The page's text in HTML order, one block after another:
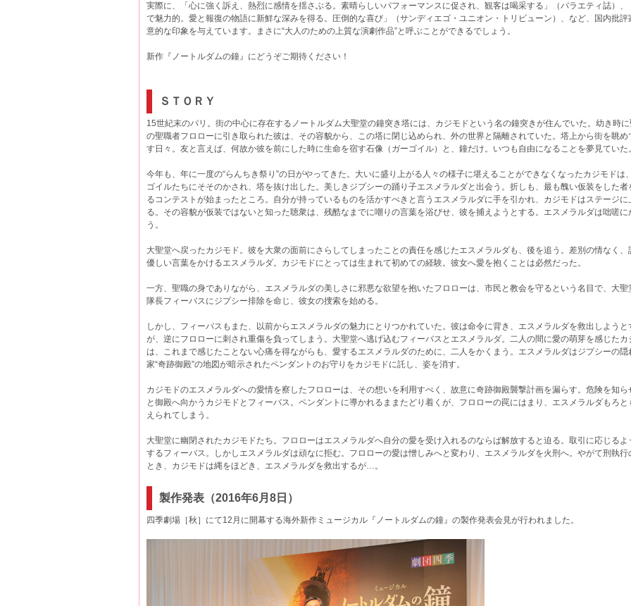
実際に、「心に強く訴え、熱烈に感情を揺さぶる。素晴らしいパフォーマンスに促され、観客は喝采する」（バラエティ誌）、
で魅力的。愛と報復の物語に新鮮な深みを得る。圧倒的な喜び」（サンディエゴ・ユニオン・トリビューン）、など、国内批評
意的な印象を与えています。まさに“大人のための上質な演劇作品”と呼ぶことができるでしょう。
新作『ノートルダムの鐘』にどうぞご期待ください！
ＳＴＯＲＹ
15世紀末のパリ。街の中心に存在するノートルダム大聖堂の鐘突き塔には、カジモドという名の鐘突きが住んでいた。幼き時
の聖職者フロローに引き取られた彼は、その容貌から、この塔に閉じ込められ、外の世界と隔離されていた。塔上から街を眺め
す日々。友と言えば、何故か彼を前にした時に生命を宿す石像（ガーゴイル）と、鐘だけ。いつも自由になることを夢見ていた。
今年も、年に一度の“らんちき祭り”の日がやってきた。大いに盛り上がる人々の様子に堪えることができなくなったカジモドは
ゴイルたちにそそのかされ、塔を抜け出した。美しきジプシーの踊り子エスメラルダと出会う。折しも、最も醜い仮装をした者
るコンテストが始まったところ。自分が持っているものを活かすべきと言うエスメラルダに手を引かれ、カジモドはステージに
る。その容貌が仮装ではないと知った聴衆は、残酷なまでに嘲りの言葉を浴びせ、彼を捕えようとする。エスメラルダは咄嗟に
う。
大聖堂へ戻ったカジモド。彼を大衆の面前にさらしてしまったことの責任を感じたエスメラルダも、後を追う。差別の情なく、
優しい言葉をかけるエスメラルダ。カジモドにとっては生まれて初めての経験。彼女へ愛を抱くことは必然だった。
一方、聖職の身でありながら、エスメラルダの美しさに邪悪な欲望を抱いたフロローは、市民と教会を守るという名目で、大聖
隊長フィーバスにジプシー排除を命じ、彼女の捜索を始める。
しかし、フィーバスもまた、以前からエスメラルダの魅力にとりつかれていた。彼は命令に背き、エスメラルダを救出しようと
が、逆にフロローに刺され重傷を負ってしまう。大聖堂へ逃げ込むフィーバスとエスメラルダ。二人の間に愛の萌芽を感じたカ
は、これまで感じたことない心痛を得ながらも、愛するエスメラルダのために、二人をかくまう。エスメラルダはジプシーの隠
家“奇跡御殿”の地図が暗示されたペンダントのお守りをカジモドに託し、姿を消す。
カジモドのエスメラルダへの愛情を察したフロローは、その想いを利用すべく、故意に奇跡御殿襲撃計画を漏らす。危険を知ら
と御殿へ向かうカジモドとフィーバス。ペンダントに導かれるままたどり着くが、フロローの罠にはまり、エスメラルダもろと
えられてしまう。
大聖堂に幽閉されたカジモドたち。フロローはエスメラルダへ自分の愛を受け入れるのならば解放すると迫る。取引に応じるよ
するフィーバス。しかしエスメラルダは頑なに拒む。フロローの愛は憎しみへと変わり、エスメラルダを火刑へ。やがて刑執行
とき、カジモドは縄をほどき、エスメラルダを救出するが…。
製作発表（2016年6月8日）
四季劇場［秋］にて12月に開幕する海外新作ミュージカル『ノートルダムの鐘』の製作発表会見が行われました。